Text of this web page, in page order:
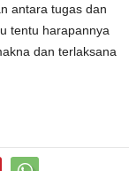
antara tugas dan
tentu harapannya
dan terlaksana